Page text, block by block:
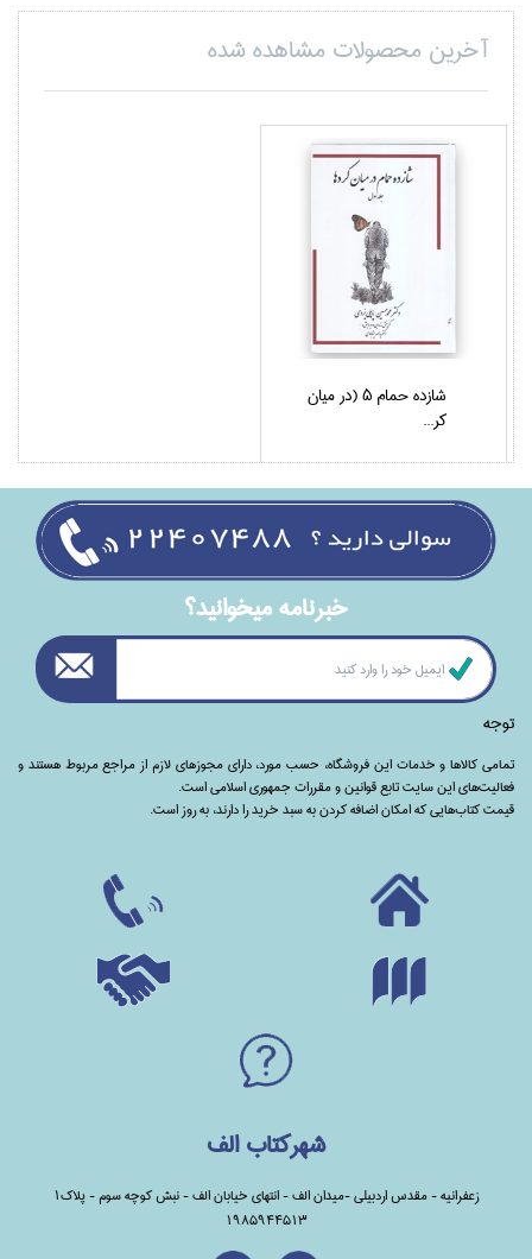
آخرین محصولات مشاهده شده
شازده حمام 5 (در ميان
كر...
خبرنامه ميخوانيد؟
توجه
تمامی‌ کالاها و خدمات این فروشگاه، حسب مورد،‌ دارای مجوزهای لازم از مراجع مربوط هستند ‌و‌‌
فعالیت‌های این سایت تابع قوانین و مقررات جمهوری اسلامی است.
قیمت کتاب‌هایی که امکان اضافه کردن به سبد خرید را دارند،‌ به روز است.
شهرکتاب الف
زعفرانیه - مقدس اردبیلی -میدان الف - انتهای خیابان الف - نبش کوچه سوم - پلاک1
1985944513